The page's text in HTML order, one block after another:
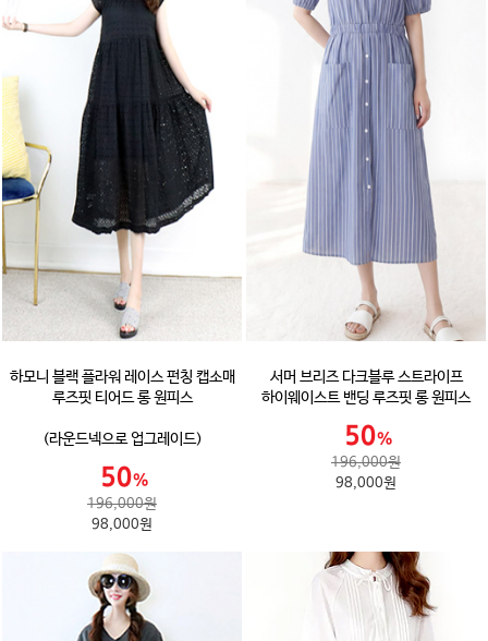
하모니 블랙 플라워 레이스 펀칭 캡소매
루즈핏 티어드 롱 원피스
(라운드넥으로 업그레이드)
196,000원
98,000원
서머 브리즈 다크블루 스트라이프
하이웨이스트 밴딩 루즈핏 롱 원피스
196,000원
98,000원